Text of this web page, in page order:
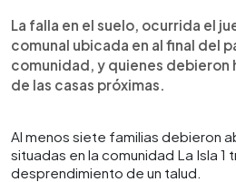
La falla en el suelo, ocurrida el
comunal ubicada en al final del
comunidad, y quienes debieron
de las casas próximas.
Al menos siete familias debieron
situadas en la comunidad La Isla 1
desprendimiento de un talud.